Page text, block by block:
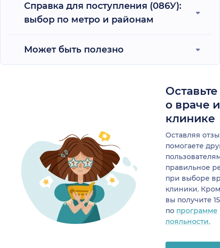
Справка для поступления (086У):
выбор по метро и районам
Может быть полезно
о враче
клинике
Оставляя
помогаете
правильное
при выборе
клиники.
вы получите
по программе
лояльности.